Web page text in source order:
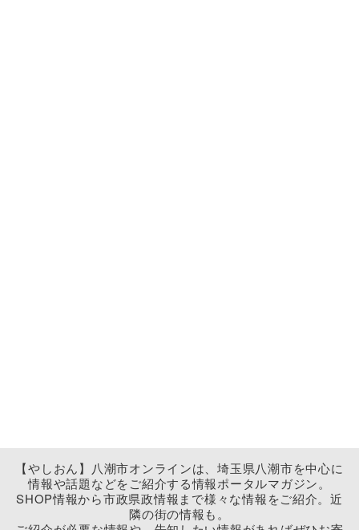
【やしおん】八潮市オンラインは、埼玉県八潮市を中心に
情報や話題などをご紹介する情報ポータルマガジン。
SHOP情報から市政県政情報まで様々な情報をご紹介。近
隣の街の情報も。